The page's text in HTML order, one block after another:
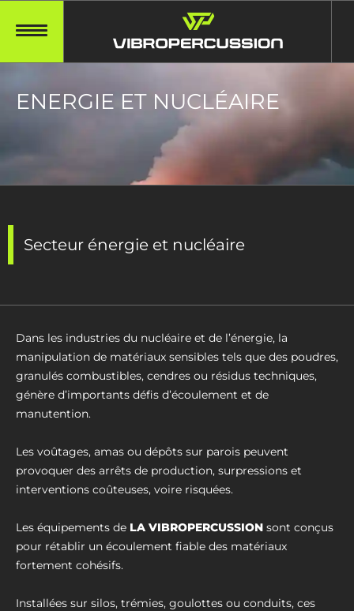
ENERGIE ET NUCLÉAIRE
Secteur énergie et nucléaire
Dans les industries du nucléaire et de l’énergie, la
manipulation de matériaux sensibles tels que des poudres,
granulés combustibles, cendres ou résidus techniques,
génère d’importants défis d’écoulement et de
manutention.
Les voûtages, amas ou dépôts sur parois peuvent
provoquer des arrêts de production, surpressions et
interventions coûteuses, voire risquées.
Les équipements de LA VIBROPERCUSSION sont conçus
pour rétablir un écoulement fiable des matériaux
fortement cohésifs.
Installées sur silos, trémies, goulottes ou conduits, ces